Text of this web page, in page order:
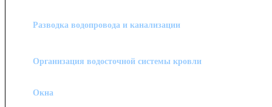
Разводка водопровода и канализации
Организация водосточной системы кровли
Окна